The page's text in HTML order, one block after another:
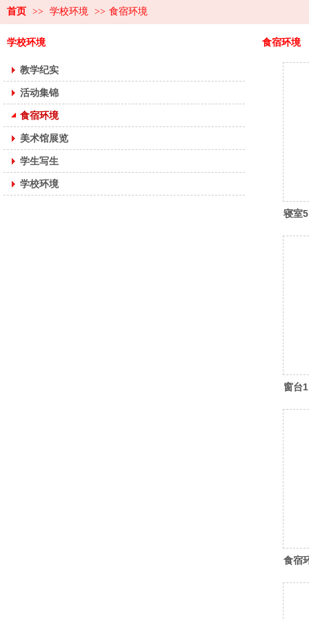
首页 >> 学校环境 >> 食宿环境
学校环境
教学纪实
活动集锦
食宿环境
美术馆展览
学生写生
学校环境
食宿环境
寝室5
窗台1
食宿